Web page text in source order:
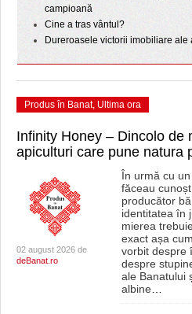
campioană
Cine a tras vântul?
Dureroasele victorii imobiliare ale
Produs în Banat, Ultima ora
Infinity Honey – Dincolo de
apiculturi care pune natura
02 august 2026 de
deBanat.ro
În urmă cu
făceau
producător
identitatea în
mierea
exact așa
vorbit despre
despre
ale Banatului
albine…